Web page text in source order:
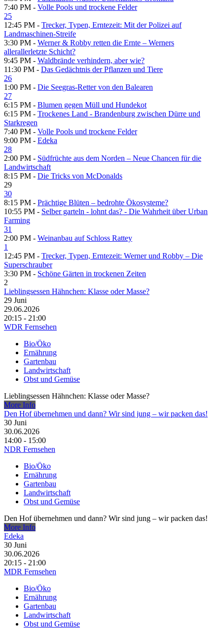
7:40 PM - Volle Pools und trockene Felder
25
12:45 PM - Trecker, Typen, Erntezeit: Mit der Polizei auf
Landmaschinen-Streife
3:30 PM - Werner & Robby retten die Ernte – Werners
allerallerletzte Schicht?
9:45 PM - Waldbrände verhindern, aber wie?
11:30 PM - Das Gedächtnis der Pflanzen und Tiere
26
1:00 PM - Die Seegras-Retter von den Balearen
27
6:15 PM - Blumen gegen Müll und Hundekot
6:15 PM - Trockenes Land - Brandenburg zwischen Dürre und
Starkregen
7:40 PM - Volle Pools und trockene Felder
9:00 PM - Edeka
28
2:00 PM - Südfrüchte aus dem Norden – Neue Chancen für die
Landwirtschaft
8:15 PM - Die Tricks von McDonalds
29
30
8:15 PM - Prächtige Blüten – bedrohte Ökosysteme?
10:55 PM - Selber garteln - lohnt das? - Die Wahrheit über Urban
Farming
31
2:00 PM - Weinanbau auf Schloss Rattey
1
12:45 PM - Trecker, Typen, Erntezeit: Werner und Robby – Die
Superschrauber
3:30 PM - Schöne Gärten in trockenen Zeiten
2
Lieblingsessen Hähnchen: Klasse oder Masse?
29 Juni
29.06.2026
20:15 - 21:00
WDR Fernsehen
Bio/Öko
Ernährung
Gartenbau
Landwirtschaft
Obst und Gemüse
Lieblingsessen Hähnchen: Klasse oder Masse?
More Info
Den Hof übernehmen und dann? Wir sind jung – wir packen das!
30 Juni
30.06.2026
14:00 - 15:00
NDR Fernsehen
Bio/Öko
Ernährung
Gartenbau
Landwirtschaft
Obst und Gemüse
Den Hof übernehmen und dann? Wir sind jung – wir packen das!
More Info
Edeka
30 Juni
30.06.2026
20:15 - 21:00
MDR Fernsehen
Bio/Öko
Ernährung
Gartenbau
Landwirtschaft
Obst und Gemüse